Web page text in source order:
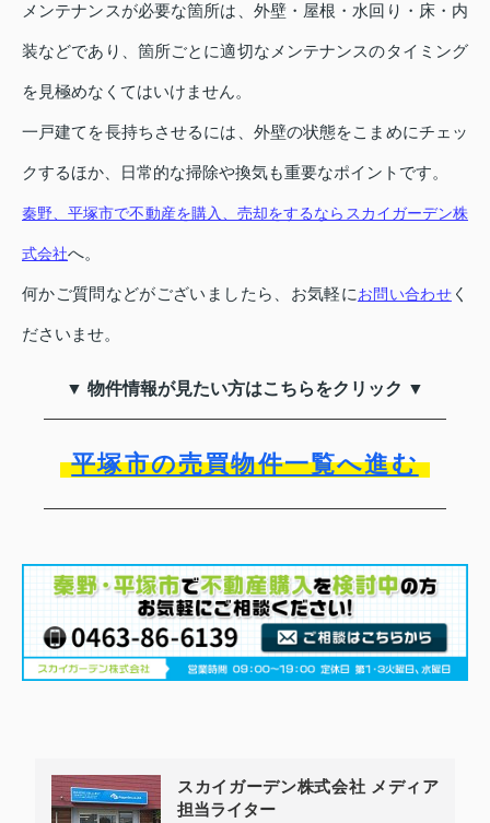
メンテナンスが必要な箇所は、外壁・屋根・水回り・床・内
装などであり、箇所ごとに適切なメンテナンスのタイミング
を見極めなくてはいけません。
一戸建てを長持ちさせるには、外壁の状態をこまめにチェッ
クするほか、日常的な掃除や換気も重要なポイントです。
秦野、平塚市で不動産を購入、売却をするならスカイガーデン株
式会社へ。
何かご質問などがございましたら、お気軽にお問い合わせ く
ださいませ。
▼ 物件情報が見たい方はこちらをクリック ▼
平塚市の売買物件一覧へ進む
スカイガーデン株式会社 メディア
担当ライター